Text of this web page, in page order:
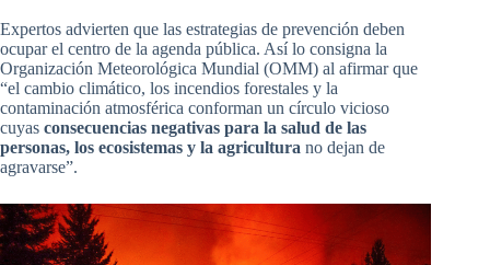
Expertos advierten que las estrategias de prevención deben
ocupar el centro de la agenda pública. Así lo consigna la
Organización Meteorológica Mundial (OMM) al afirmar que
“el cambio climático, los incendios forestales y la
contaminación atmosférica conforman un círculo vicioso
cuyas consecuencias negativas para la salud de las
personas, los ecosistemas y la agricultura no dejan de
agravarse”.